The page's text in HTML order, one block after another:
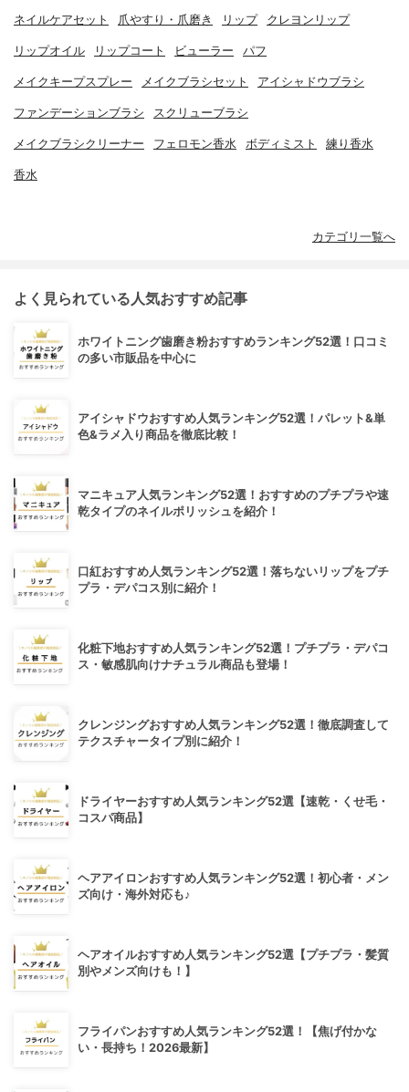
ネイルケアセット 爪やすり・爪磨き リップ クレヨンリップ
リップオイル リップコート ビューラー パフ
メイクキープスプレー メイクブラシセット アイシャドウブラシ
ファンデーションブラシ スクリューブラシ
メイクブラシクリーナー フェロモン香水 ボディミスト 練り香水
香水
カテゴリ一覧へ
よく見られている人気おすすめ記事
ホワイトニング歯磨き粉おすすめランキング52選！口コミ
の多い市販品を中心に
アイシャドウおすすめ人気ランキング52選！パレット&単
色&ラメ入り商品を徹底比較！
マニキュア人気ランキング52選！おすすめのプチプラや速
乾タイプのネイルポリッシュを紹介！
口紅おすすめ人気ランキング52選！落ちないリップをプチ
プラ・デパコス別に紹介！
化粧下地おすすめ人気ランキング52選！プチプラ・デパコ
ス・敏感肌向けナチュラル商品も登場！
クレンジングおすすめ人気ランキング52選！徹底調査して
テクスチャータイプ別に紹介！
ドライヤーおすすめ人気ランキング52選【速乾・くせ毛・
コスパ商品】
ヘアアイロンおすすめ人気ランキング52選！初心者・メン
ズ向け・海外対応も♪
ヘアオイルおすすめ人気ランキング52選【プチプラ・髪質
別やメンズ向けも！】
フライパンおすすめ人気ランキング52選！【焦げ付かな
い・長持ち！2026最新】